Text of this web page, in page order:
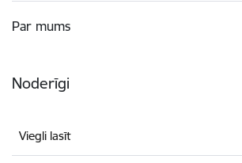
Par mums
Noderīgi
Viegli lasīt